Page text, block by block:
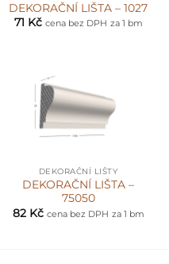
DEKORAČNÍ LIŠTA – 1027
71 Kč cena bez DPH za 1 bm
DEKORAČNÍ LIŠTY
DEKORAČNÍ LIŠTA –
75050
82 Kč cena bez DPH za 1 bm